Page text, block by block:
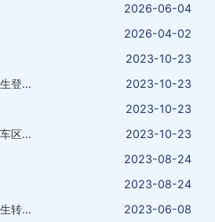
2026-06-04
2026-04-02
2023-10-23
同等学历攻博在职研究生登记表
2023-10-23
2023-10-23
研究生火车票优惠卡乘车区间变更申请表
2023-10-23
2023-08-24
2023-08-24
中国科学技术大学研究生转专业考核登记表
2023-06-08